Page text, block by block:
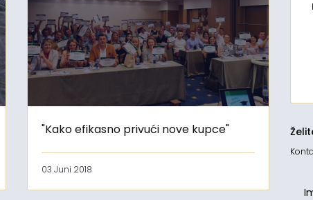
"Kako efikasno privući nove kupce"
03 Juni 2018